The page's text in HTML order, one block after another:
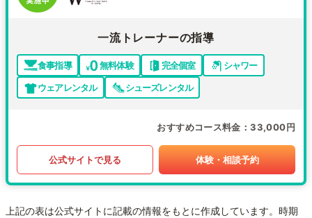
一流トレーナーの指導
食事指導 無料体験 完全個室
シャワー
ウェアレンタル
シューズレンタル
おすすめコース料金 33,000円
公式サイトで見る 体験・相談予約
上記の表は公式サイトに記載の情報をもとに作成しています。時期